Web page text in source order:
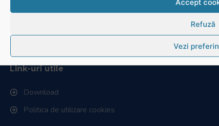
Refuză
Vezi
Stadionul național de rugby
Link-uri utile
Download
Politica de utilizare cookies